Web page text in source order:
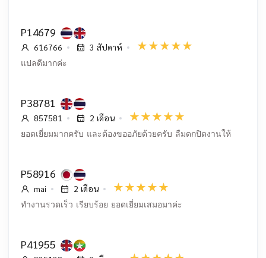
P14679
616766 3 สัปดาห์
แปลดีมากค่ะ
P38781
857581 2 เดือน
ยอดเยี่ยมมากครับ และต้องขออภัยด้วยครับ ลืมดกปิดงานให้
P58916
mai 2 เดือน
ทำงานรวดเร็ว เรียบร้อย ยอดเยี่ยมเสมอมาค่ะ
P41955